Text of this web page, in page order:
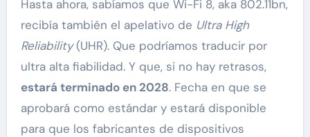
Hasta ahora, sabíamos que Wi-Fi 8, aka 802.11bn,
recibía también el apelativo de Ultra High
Reliability(UHR). Que podríamos traducir por
ultra alta fiabilidad. Y que, si no hay retrasos,
estará terminado en 2028. Fecha en que se
aprobará como estándar y estará disponible
para que los fabricantes de dispositivos